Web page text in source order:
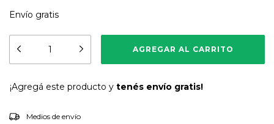
Envío gratis
¡Agregá este producto y tenés envío gratis!
Entregas para el CP:
Medios de envío